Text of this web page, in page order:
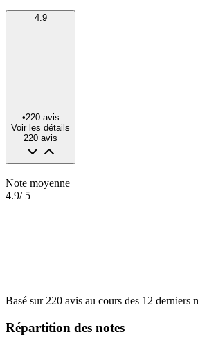
4.9
•220 avis
Voir les détails
220 avis
Note moyenne
4.9/ 5
Basé sur 220 avis au cours des 12 derniers
Répartition des notes